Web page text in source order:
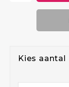
Kies aantal